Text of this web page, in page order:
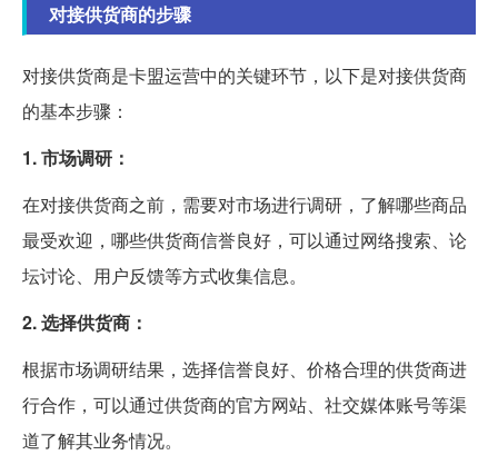
对接供货商的步骤
对接供货商是卡盟运营中的关键环节，以下是对接供货商
的基本步骤：
1. 市场调研：
在对接供货商之前，需要对市场进行调研，了解哪些商品
最受欢迎，哪些供货商信誉良好，可以通过网络搜索、论
坛讨论、用户反馈等方式收集信息。
2. 选择供货商：
根据市场调研结果，选择信誉良好、价格合理的供货商进
行合作，可以通过供货商的官方网站、社交媒体账号等渠
道了解其业务情况。